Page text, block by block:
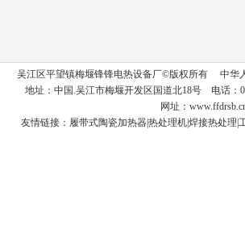
吴江区平望镇梅堰锋锋电热设备厂©版权所有 中华
地址：中国.吴江市梅堰开发区国道北18号 电话
网址：
友情链接： 履带式陶瓷加热器热处理机焊接热处理